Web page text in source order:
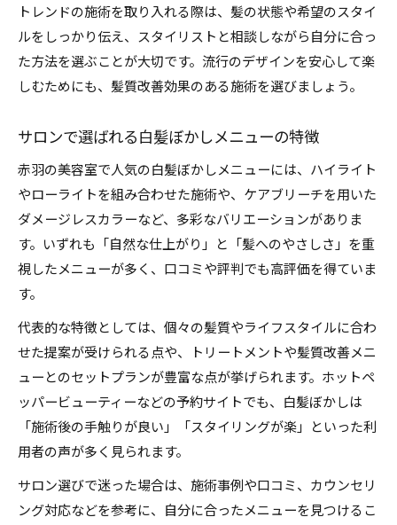
トレンドの施術を取り入れる際は、髪の状態や希望のスタイ
ルをしっかり伝え、スタイリストと相談しながら自分に合っ
た方法を選ぶことが大切です。流行のデザインを安心して楽
しむためにも、髪質改善効果のある施術を選びましょう。
サロンで選ばれる白髪ぼかしメニューの特徴
赤羽の美容室で人気の白髪ぼかしメニューには、ハイライト
やローライトを組み合わせた施術や、ケアブリーチを用いた
ダメージレスカラーなど、多彩なバリエーションがありま
す。いずれも「自然な仕上がり」と「髪へのやさしさ」を重
視したメニューが多く、口コミや評判でも高評価を得ていま
す。
代表的な特徴としては、個々の髪質やライフスタイルに合わ
せた提案が受けられる点や、トリートメントや髪質改善メニ
ューとのセットプランが豊富な点が挙げられます。ホットペ
ッパービューティーなどの予約サイトでも、白髪ぼかしは
「施術後の手触りが良い」「スタイリングが楽」といった利
用者の声が多く見られます。
サロン選びで迷った場合は、施術事例や口コミ、カウンセリ
ング対応などを参考に、自分に合ったメニューを見つけるこ